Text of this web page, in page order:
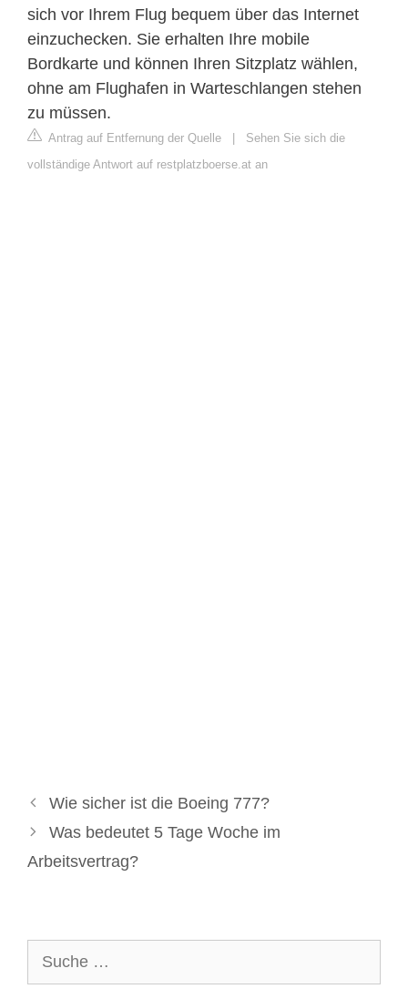
sich vor Ihrem Flug bequem über das Internet
einzuchecken. Sie erhalten Ihre mobile
Bordkarte und können Ihren Sitzplatz wählen,
ohne am Flughafen in Warteschlangen stehen
zu müssen.
Antrag auf Entfernung der Quelle | Sehen Sie sich die
vollständige Antwort auf restplatzboerse.at an
Wie sicher ist die Boeing 777?
Was bedeutet 5 Tage Woche im
Arbeitsvertrag?
nach: